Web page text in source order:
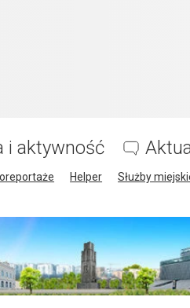
i aktywność
Helper Służby